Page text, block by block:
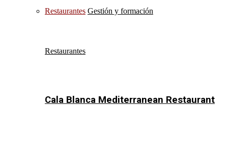
Restaurantes Gestión y formación
Restaurantes
Cala Blanca Mediterranean Restaurant